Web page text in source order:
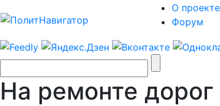
О проекте
Форум
На ремонте